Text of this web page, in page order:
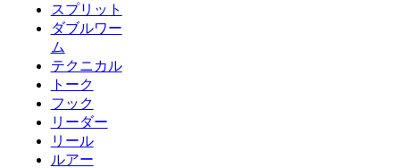
スプリット
ダブルワー
ム
テクニカル
トーク
フック
リーダー
リール
ルアー